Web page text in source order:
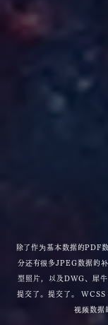
除了作为基本数据的PDF
分还有很多JPEG数据的
型照片，以及DWG、犀
提交了。提交了。 WCSS
视频数据